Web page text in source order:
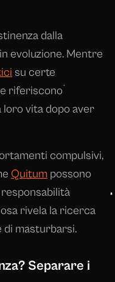
dalla
evoluzione. Mentre
su certe
riferiscono
vita dopo aver
compulsivi,
Quitum possono
rivela la ricerca
di masturbarsi.
Separare i